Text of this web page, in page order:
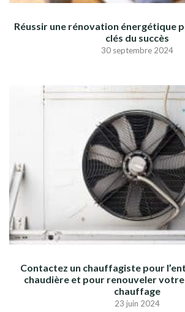
Réussir une rénovation énergétique
clés du succès
30 septembre 2024
Contactez un chauffagiste pour
chaudière et pour renouveler
chauffage
23 juin 2024